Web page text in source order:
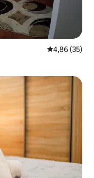
4,86 de uma
4,86 (35)